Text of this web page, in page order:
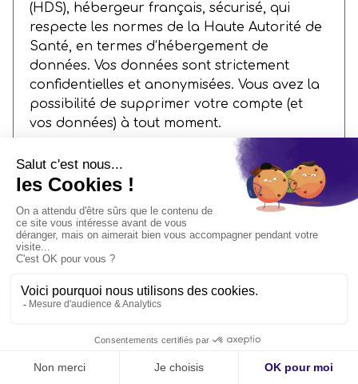
(HDS), hébergeur français, sécurisé, qui
respecte les normes de la Haute Autorité de
Santé, en termes d’hébergement de
données. Vos données sont strictement
confidentielles et anonymisées. Vous avez la
possibilité de supprimer votre compte (et
vos données) à tout moment.
Pour les utilisateurs Entreprise/Mutuelle,
aucune donnée nominative n’est transmise à
Sur quelles sources de données se base la
conseiller ses utilisateurs ?
issues des recommandations officielles sur la
cancers (Institut National du Cancer, Haute